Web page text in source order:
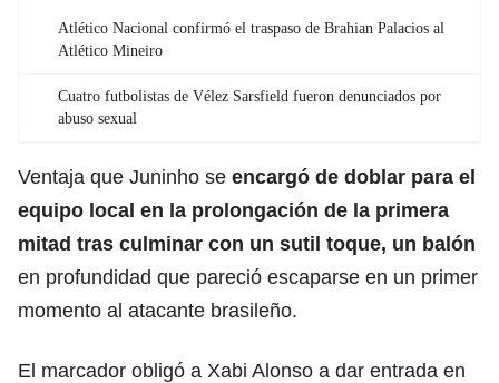
Atlético Nacional confirmó el traspaso de Brahian Palacios al
Atlético Mineiro
Cuatro futbolistas de Vélez Sarsfield fueron denunciados por
abuso sexual
Ventaja que Juninho se encargó de doblar para el
equipo local en la prolongación de la primera
mitad tras culminar con un sutil toque, un balón
en profundidad que pareció escaparse en un primer
momento al atacante brasileño.
El marcador obligó a Xabi Alonso a dar entrada en